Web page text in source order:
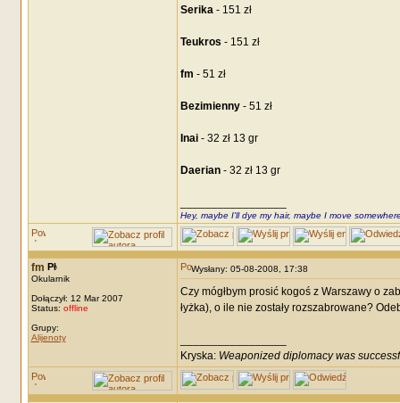
Serika- 151 zł
Teukros - 151 zł
fm - 51 zł
Bezimienny- 51 zł
Inai- 32 zł 13 gr
Daerian- 32 zł 13 gr
Hey, maybe I'll dye my hair, maybe I move
fm
Okularnik
Dołączył: 12 Mar 2007
Status: offline
Grupy:
Alijenoty
Wysłany: 05-08-2008, 17:38
Czy mógłbym prosić kogoś z Warszawy o
łyżka), o ile nie zostały rozszabrowane?
Kryska: Weaponized diplomacy was